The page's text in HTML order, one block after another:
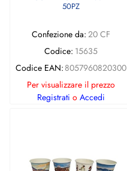
50PZ
Confezione da: 20 CF
Codice: 15635
Codice EAN: 8057960820300
Per visualizzare il prezzo
Registrati o Accedi